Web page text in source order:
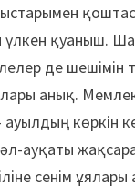
үлкен қуаныш.
де шешімін
анық.
ауылдың көркін
ауқаты
сенім ұялары